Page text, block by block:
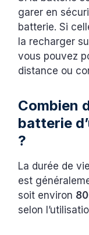
garer en
batterie. Si
la recharger
vous pouvez
distance ou
Combien
batterie
?
La durée de
est
soit environ
selon